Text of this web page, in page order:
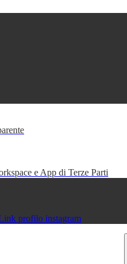
e App di Terze Parti